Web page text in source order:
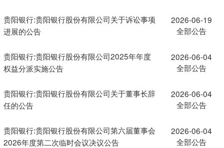
贵阳银行:贵阳银行股份有限公司关于诉讼事项
进展的公告
2026-06-19
全部公告
贵阳银行:贵阳银行股份有限公司2025年年度
权益分派实施公告
2026-06-04
全部公告
贵阳银行:贵阳银行股份有限公司关于董事长辞
任的公告
2026-06-04
全部公告
贵阳银行:贵阳银行股份有限公司第六届董事会
2026年度第二次临时会议决议公告
2026-06-04
全部公告